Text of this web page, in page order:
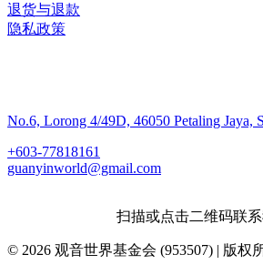
退货与退款
隐私政策
No.6, Lorong 4/49D, 46050 Petaling Jaya,
+603-77818161
guanyinworld@gmail.com
扫描或点击二维码联
© 2026 观音世界基金会 (953507) | 版权